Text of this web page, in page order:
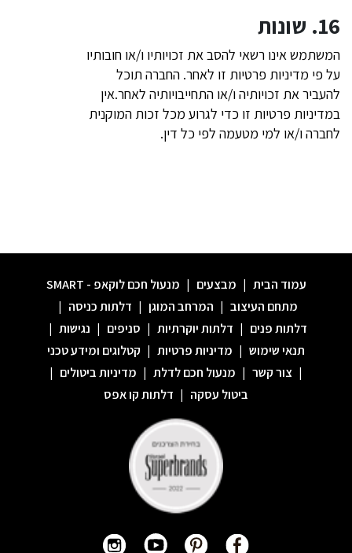
16. שונות
המשתמש אינו רשאי להסב את זכויותיו ו/או חובותיו
על פי מדיניות פרטיות זו לאחר. החברה תוכל
להעביר את זכויותיה ו/או התחייבויותיה לאחר.אין
במדיניות פרטיות זו כדי לגרוע מכל זכות המוקנית
לחברה ו/או למי מטעמה לפי כל דין.
עמוד הבית | מבצעים | מנעול חכם לוקאפ - SMART
מתחם העיצוב | המרחב המוגן | דלתות כניסה |
דלתות פנים | דלתות יוקרתיות | סניפים | נגישות |
תנאי שימוש | מדיניות פרטיות | קטלוגים ומידע טכני
| צור קשר | מנעול חכם לדלת | מדיניות ביטולים |
ביטול עסקה | דלתות קו אפס